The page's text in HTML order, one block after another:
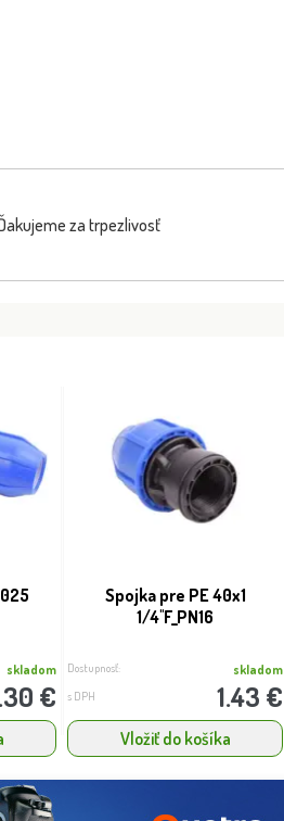
za trpezlivosť
skladom
€
Spojka pre PE 40x1
1/4''F_PN16
Dostupnosť: skladom
s DPH 1.43 €
Vložiť do košíka